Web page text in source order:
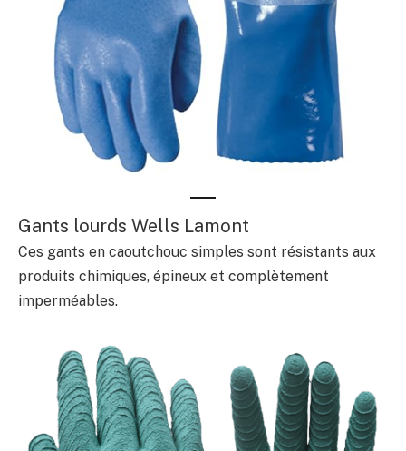
Gants lourds Wells Lamont
Ces gants en caoutchouc simples sont résistants aux
produits chimiques, épineux et complètement
imperméables.